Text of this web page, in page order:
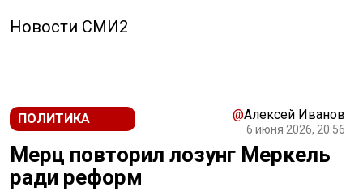
Новости СМИ2
ПОЛИТИКА @Алексей Иванов
6 июня 2026, 20:56
Мерц повторил лозунг Меркель
ради реформ